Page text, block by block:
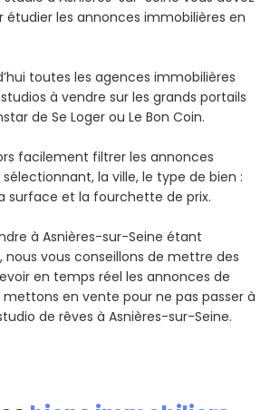
les annonces immobilières en
toutes les agences immobilières
à vendre sur les grands portails
de Se Loger ou Le Bon Coin.
facilement filtrer les annonces
la ville, le type de bien :
surface et la fourchette de prix.
à Asnières-sur-Seine étant
vous conseillons de mettre des
en temps réel les annonces de
en vente pour ne pas passer à
de rêves à Asnières-sur-Seine.